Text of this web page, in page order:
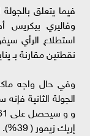
فيما يتعلق
وفاليري
نقطتين مقارنة بـ
وفي حال واجه
إريك زيمور ( 39%).